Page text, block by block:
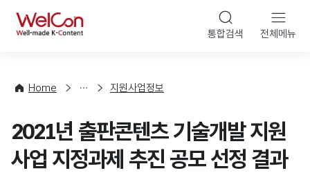
WelCon 통합검색 전체메뉴
Home
사
청
지원사업정보
2021년 출판콘텐츠 기술개발 지원
사업 지정과제 추진 공모 선정 결과